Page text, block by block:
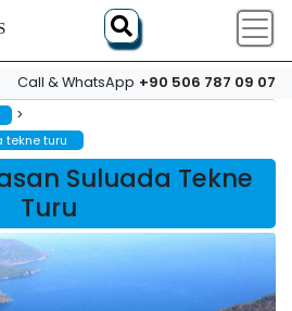
Call & WhatsApp +90 506 787 09 07
>
turu
Suluada Tekne
Turu